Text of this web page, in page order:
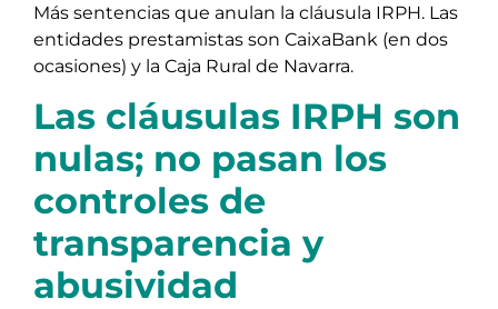
Más sentencias que anulan la cláusula IRPH. Las
entidades prestamistas son CaixaBank (en dos
ocasiones) y la Caja Rural de Navarra.
Las cláusulas IRPH son
nulas; no pasan los
controles de
transparencia y
abusividad